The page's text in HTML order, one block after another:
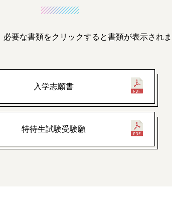
必要な書類をクリックすると書類が表示され
入学志願書
特待生試験受験願